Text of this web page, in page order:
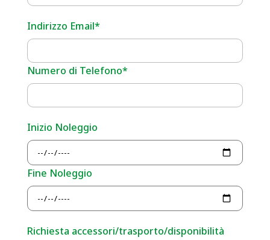
Indirizzo Email*
Numero di Telefono*
Inizio Noleggio
Fine Noleggio
Richiesta accessori/trasporto/disponibilità